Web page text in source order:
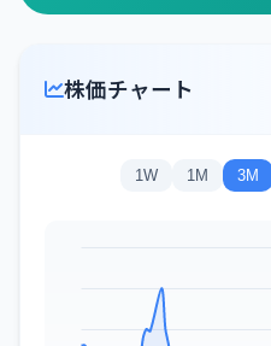
株価チャート
1W 1M 3M